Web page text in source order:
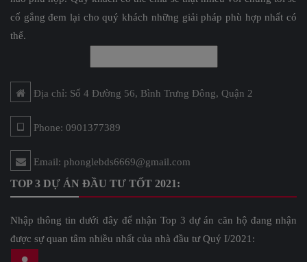
cố gắng đem lại cho quý khách những giải pháp phù hợp nhất có
thể.
Địa chỉ: Số 4 Đường 56, Bình Trưng Đông, Quận 2
Phone: 0901377389
Email: phonglebds6669@gmail.com
TOP 3 DỰ ÁN ĐẦU TƯ TỐT 2021:
Nhập thông tin dưới đây để nhận Top 3 dự án căn hộ đang nhận
được sự quan tâm nhiều nhất của nhà đầu tư Quý I/2021: